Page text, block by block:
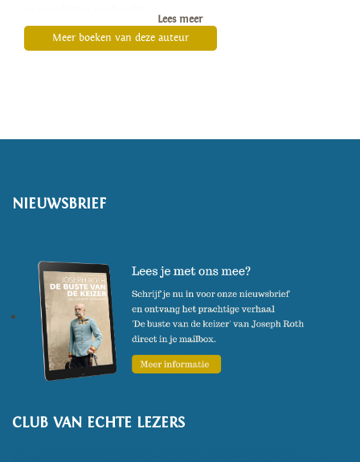
Lees meer
Meer boeken van deze auteur
NIEUWSBRIEF
CLUB VAN ECHTE LEZERS